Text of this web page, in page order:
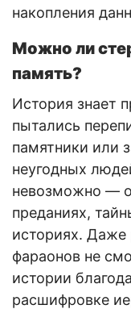
накопления
Можно ли
память?
История знает
пытались
памятники или
неугодных
невозможно —
преданиях,
историях.
фараонов не
истории
расшифровке